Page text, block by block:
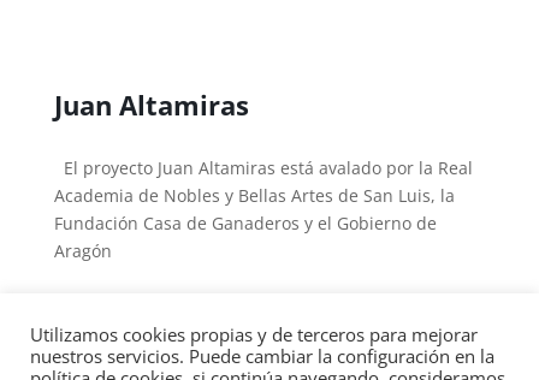
Juan Altamiras
El proyecto Juan Altamiras está avalado por la Real
Academia de Nobles y Bellas Artes de San Luis, la
Fundación Casa de Ganaderos y el Gobierno de
Aragón
Utilizamos cookies propias y de terceros para mejorar
nuestros servicios. Puede cambiar la configuración en la